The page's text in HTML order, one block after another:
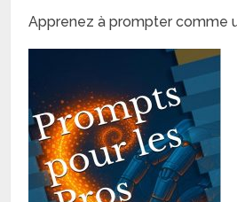
Apprenez à prompter comme